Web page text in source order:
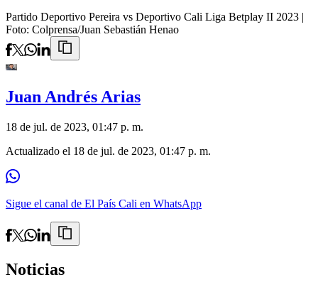
Partido Deportivo Pereira vs Deportivo Cali Liga Betplay II 2023 |
Foto: Colprensa/Juan Sebastián Henao
Juan Andrés Arias
18 de jul. de 2023, 01:47 p. m.
Actualizado el 18 de jul. de 2023, 01:47 p. m.
Sigue el canal de El País Cali en WhatsApp
Noticias